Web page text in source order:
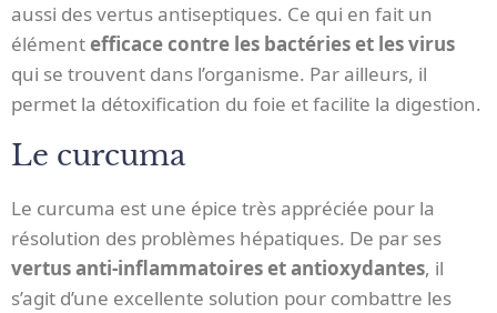
aussi des vertus antiseptiques. Ce qui en fait un
élémentefficace contre les bactéries et les virus
qui se trouvent dans l’organisme. Par ailleurs, il
permet la détoxification du foie et facilite la digestion.
Le curcuma
Le curcuma est une épice très appréciée pour la
résolution des problèmes hépatiques. De par ses
vertus anti-inflammatoires et antioxydantes, il
s’agit d’une excellente solution pour combattre les